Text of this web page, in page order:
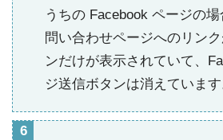
うちの Facebook ページの
問い合わせページへのリン
ンだけが表示されていて、
ジ送信ボタンは消えています